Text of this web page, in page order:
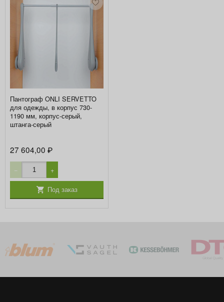
Пантограф ONLI SERVETTO
для одежды, в корпус 730-
1190 мм, корпус-серый,
штанга-серый
27 604,00₽
− +
Под заказ